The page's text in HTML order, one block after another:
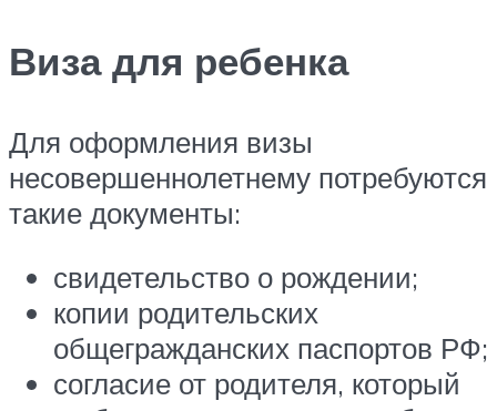
Виза для ребенка
Для оформления визы
несовершеннолетнему потребуются
такие документы:
свидетельство о рождении;
копии родительских
общегражданских паспортов РФ;
согласие от родителя, который